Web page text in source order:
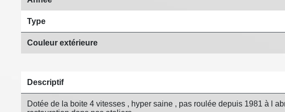
Type
Couleur extérieure
Descriptif
Dotée de la boite 4 vitesses , hyper saine , pas roulée depuis 1981 à l